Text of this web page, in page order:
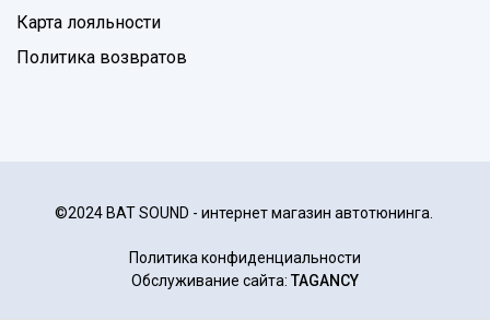
Карта лояльности
Политика возвратов
©2024 BAT SOUND - интернет магазин автотюнинга.
Политика конфиденциальности
Обслуживание сайта: TAGANCY